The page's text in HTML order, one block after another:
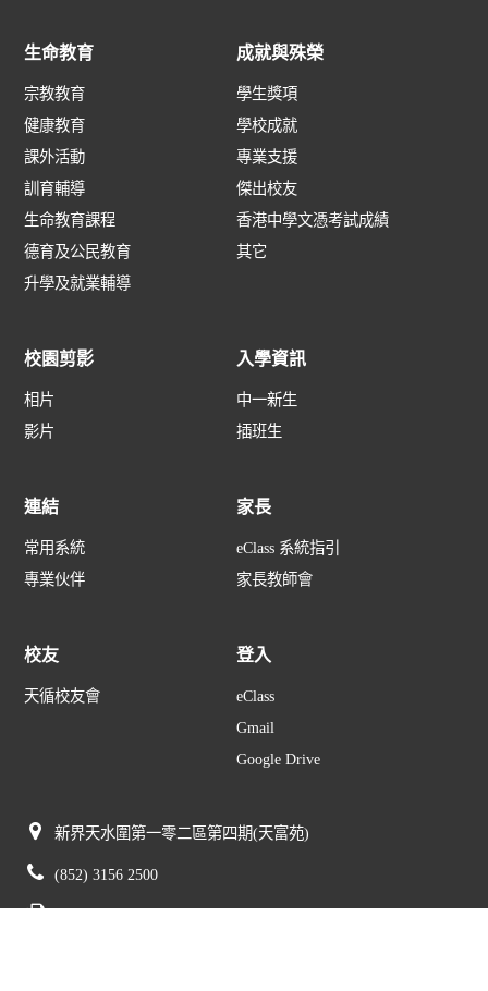
生命教育
宗教教育
健康教育
課外活動
訓育輔導
生命教育課程
德育及公民教育
升學及就業輔導
成就與殊榮
學生獎項
學校成就
專業支援
傑出校友
香港中學文憑考試成績
其它
校園剪影
相片
影片
入學資訊
中一新生
插班生
連結
常用系統
專業伙伴
家長
eClass 系統指引
家長教師會
校友
天循校友會
登入
eClass
Gmail
Google Drive
新界天水圍第一零二區第四期(天富苑)
(852) 3156 2500